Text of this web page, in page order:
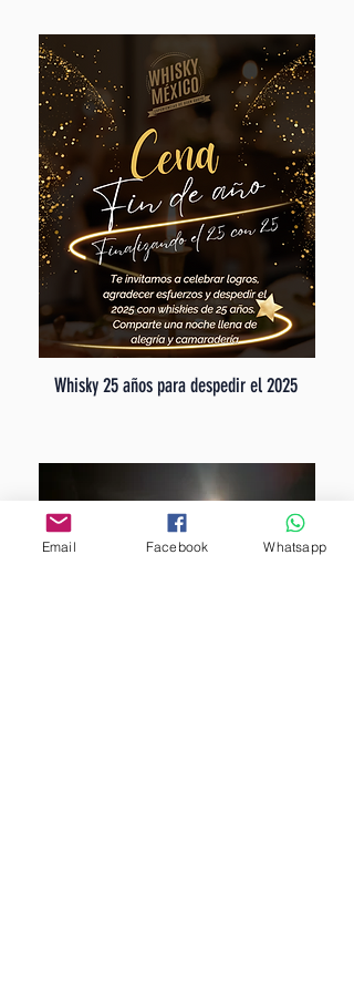
Whisky 25 años para despedir el 2025
Email Facebook Whatsapp